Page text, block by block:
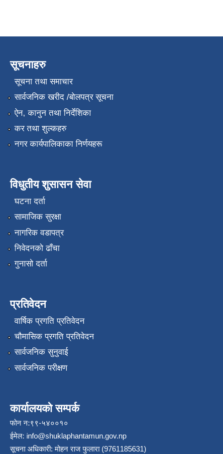
सूचनाहरु
सूचना तथा समाचार
सार्वजनिक खरीद /बोलपत्र सूचना
ऐन, कानुन तथा निर्देशिका
कर तथा शुल्कहरु
नगर कार्यपालिकाका निर्णयहरू
विधुतीय शुसासन सेवा
घटना दर्ता
सामाजिक सुरक्षा
नागरिक वडापत्र
निवेदनको ढाँचा
गुनासो दर्ता
प्रतिवेदन
वार्षिक प्रगति प्रतिवेदन
चौमासिक प्रगति प्रतिवेदन
सार्वजनिक सुनुवाई
सार्वजनिक परीक्षण
कार्यालयको सम्पर्क
फोन न:९९-५४००१०
ईमेल: info@shuklaphantamun.gov.np
सूचना अधिकारी: मोहन राज फुलारा (9761185631)